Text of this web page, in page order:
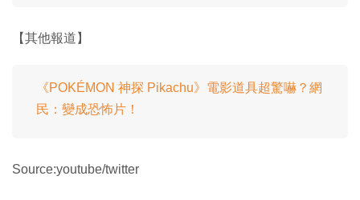
【其他報道】
《POKÉMON 神探 Pikachu》電影道具超驚嚇？網
民：變成恐怖片！
Source:youtube/twitter